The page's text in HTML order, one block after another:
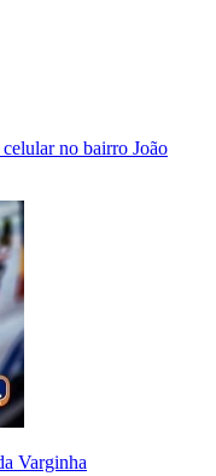
no bairro João
Varginha